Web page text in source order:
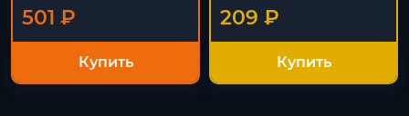
501 ₽
Купить
209 ₽
Купить